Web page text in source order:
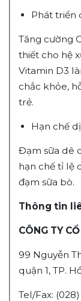
Phát triển
Tăng cường
thiết cho hệ
Vitamin D3
chắc khỏe,
trẻ.
Hạn chế
Đạm sữa dê
hạn chế tỉ lệ
đạm sữa bò.
Thông tin
CÔNG TY
99 Nguyễn
quận 1, TP.
Tel/Fax: (028)